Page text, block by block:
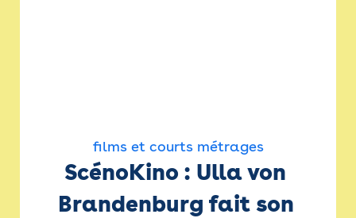
films et courts métrages
ScénoKino : Ulla von
Brandenburg fait son